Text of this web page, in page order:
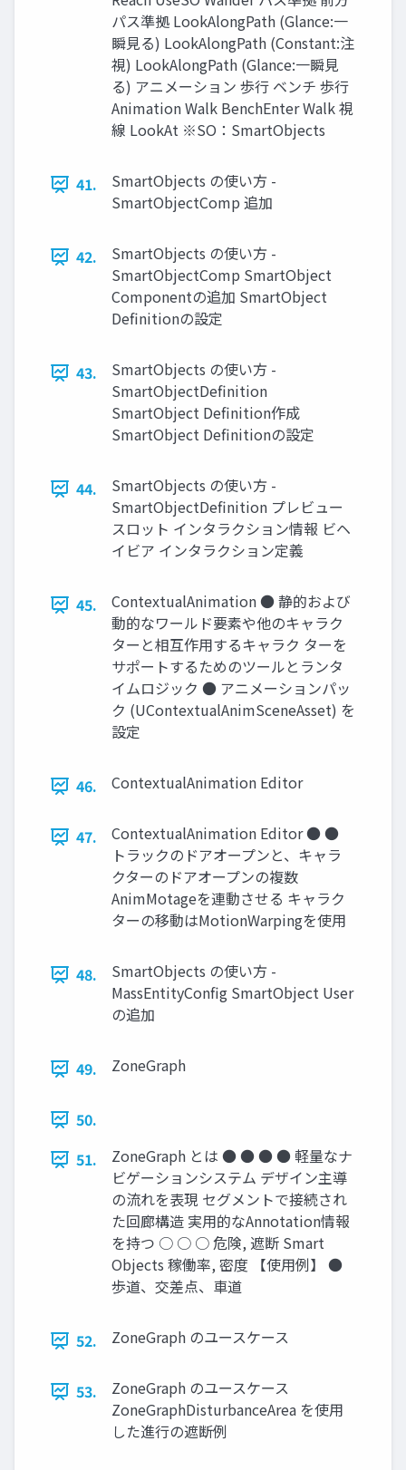
パス準拠 LookAlongPath (Glance:一
瞬見る) LookAlongPath (Constant:注
視) LookAlongPath (Glance:一瞬見
る) アニメーション 歩行 ベンチ 歩行
Animation Walk BenchEnter Walk 視
線 LookAt ※SO：SmartObjects
41.
SmartObjects の使い方 -
SmartObjectComp 追加
42.
SmartObjects の使い方 -
SmartObjectComp SmartObject
Componentの追加 SmartObject
Deﬁnitionの設定
43.
SmartObjects の使い方 -
SmartObjectDeﬁnition
SmartObject Deﬁnition作成
SmartObject Deﬁnitionの設定
44.
SmartObjects の使い方 -
SmartObjectDeﬁnition プレビュー
スロット インタラクション情報 ビヘ
イビア インタラクション定義
45.
ContextualAnimation ● 静的および
動的なワールド要素や他のキャラク
ターと相互作用するキャラク ターを
サポートするためのツールとランタ
イムロジック ● アニメーションパッ
ク (UContextualAnimSceneAsset) を
設定
46. ContextualAnimation Editor
47.
ContextualAnimation Editor ● ●
トラックのドアオープンと、キャラ
クターのドアオープンの複数
AnimMotageを連動させる キャラク
ターの移動はMotionWarpingを使用
48.
SmartObjects の使い方 -
MassEntityConﬁg SmartObject User
の追加
49. ZoneGraph
50.
51.
ZoneGraph とは ● ● ● ● 軽量なナ
ビゲーションシステム デザイン主導
の流れを表現 セグメントで接続され
た回廊構造 実用的なAnnotation情報
を持つ ○ ○ ○ 危険, 遮断 Smart
Objects 稼働率, 密度 【使用例】 ●
歩道、交差点、車道
52. ZoneGraph のユースケース
53.
ZoneGraph のユースケース
ZoneGraphDisturbanceArea を使用
した進行の遮断例